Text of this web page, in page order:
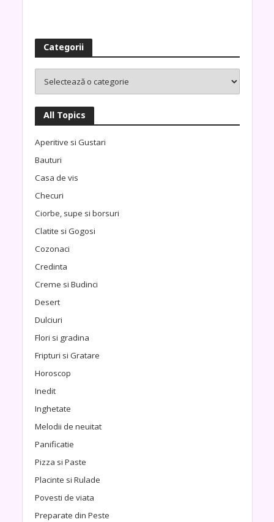
Categorii
All Topics
Aperitive si Gustari
Bauturi
Casa de vis
Checuri
Ciorbe, supe si borsuri
Clatite si Gogosi
Cozonaci
Credinta
Creme si Budinci
Desert
Dulciuri
Flori si gradina
Fripturi si Gratare
Horoscop
Inedit
Inghetate
Melodii de neuitat
Panificatie
Pizza si Paste
Placinte si Rulade
Povesti de viata
Preparate din Peste